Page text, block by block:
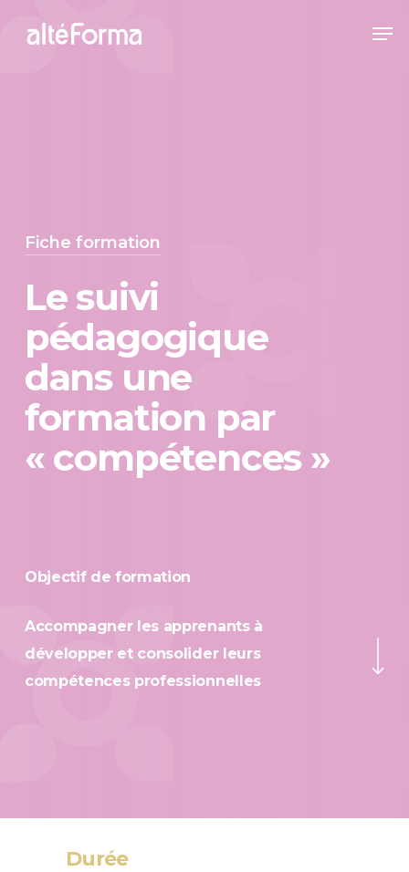
Fiche formation
Le suivi
pédagogique
dans une
formation par
« compétences »
Objectif de formation
Accompagner les apprenants à
développer et consolider leurs
compétences professionnelles
Navigate to the
Durée